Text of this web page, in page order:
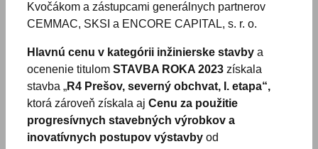
Kvočákom a zástupcami generálnych partnerov
CEMMAC, SKSI a ENCORE CAPITAL, s. r. o.
Hlavnú cenu v kategórii inžinierske stavby a
ocenenie titulom STAVBA ROKA 2023 získala
stavba „R4 Prešov, severný obchvat, I. etapa“,
ktorá zároveň získala aj Cenu za použitie
progresívnych stavebných výrobkov a
inovatívnych postupov výstavby od